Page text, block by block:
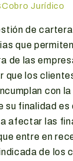
Cobro Jurídico
de cartera
que
de las
que los
con
su finalidad
afectar las
entre en
de los